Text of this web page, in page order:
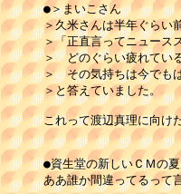
●＞まいこさん
＞久米さんは半年ぐらい
＞「正直言ってニュース
＞　どのぐらい疲れてい
＞　その気持ちは今でも
＞と答えていました。
これって渡辺真理に向け
●資生堂の新しいＣＭの
ああ誰か間違ってるって